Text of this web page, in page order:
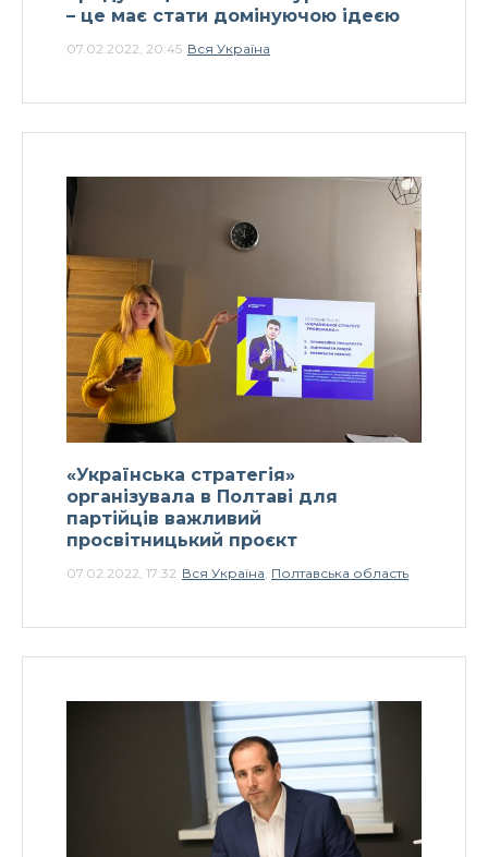
– це має стати домінуючою ідеєю
07.02.2022, 20:45 Вся Україна
«Українська стратегія»
організувала в Полтаві для
партійців важливий
просвітницький проєкт
07.02.2022, 17:32 Вся Україна, Полтавська область